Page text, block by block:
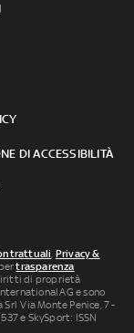
DI ACCESSIBILITÀ
, Privacy &
trasparenza
di proprietà
AG e sono
Via Monte Penice, 7 -
e SkySport: ISSN